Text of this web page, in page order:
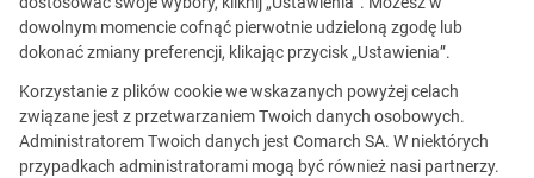
Ta oferta jest już
nieaktualna.
Zobacz podobne oferty
dowolnym momencie cofnąć pierwotnie udzieloną zgodę lub
dokonać zmiany preferencji, klikając przycisk „Ustawienia”.
Korzystanie z plików cookie we wskazanych powyżej celach
związane jest z przetwarzaniem Twoich danych osobowych.
Administratorem Twoich danych jest Comarch SA. W niektórych
przypadkach administratorami mogą być również nasi partnerzy.